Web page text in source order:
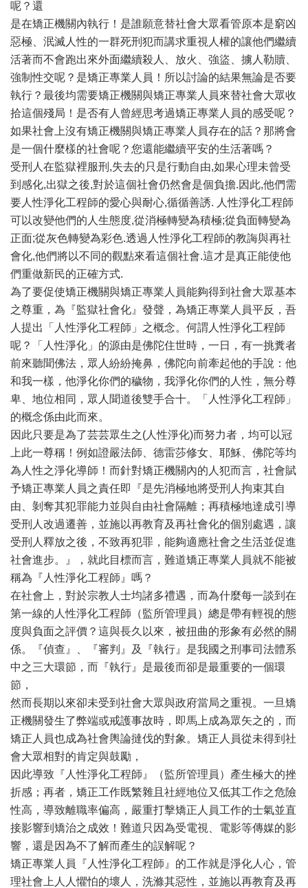
呢？還
是在矯正機關內執行！是誰願意替社會大眾看管原本是窮凶
惡極、泯滅人性的一群死刑犯而講求重視人權的讓他們繼續
活著而不會跑出來外面繼續殺人、放火、強盜、擄人勒贖、
強制性交呢？是矯正專業人員！所以討論的結果無論是否要
執行？最後均需要矯正機關與矯正專業人員來替社會大眾收
拾這個殘局！是否有人曾經思考過矯正專業人員的感受呢？
如果社會上沒有矯正機關與矯正專業人員存在的話？那將會
是一個什麼樣的社會呢？您還能繼續平安的生活著嗎？
受刑人在監獄裡服刑,失去的只是行動自由,如果心理未曾受
到感化,出獄之後,對於這個社會仍然會是個負擔.因此,他們需
要人性淨化工程師的愛心與耐心,循循善誘. 人性淨化工程師
可以改變他們的人生態度,從消極轉變為積極;從負面轉變為
正面;從灰色轉變為彩色.透過人性淨化工程師的教誨與再社
會化,他們將以不同的觀點來看這個社會.這才是真正能使他
們重做新民的正確方式.
為了要促使矯正機關與矯正專業人員能夠得到社會大眾基本
之尊重，為『監獄社會化』發聲，為矯正專業人員平反，吾
人提出「人性淨化工程師」之概念。何謂人性淨化工程師
呢？「人性淨化」的源由是佛陀住世時，一日，有一挑糞者
前來聽聞佛法，眾人紛紛掩鼻，佛陀向前牽起他的手說：他
和我一樣，他淨化你們的穢物，我淨化你們的人性，無分尊
卑、地位相同，眾人聞道後雙手合十。「人性淨化工程師」
的概念係由此而來。
因此只要是為了芸芸眾生之(人性淨化)而努力者，均可以冠
上此一尊稱！例如證嚴法師、德雷莎修女、耶穌、佛陀等均
為人性之淨化導師！而針對矯正機關內的人犯而言，社會賦
予矯正專業人員之責任即『是先消極地將受刑人拘束其自
由、剝奪其犯罪能力並與自由社會隔離；再積極地達成引導
受刑人改過遷善，並施以再教育及再社會化的個別處遇，讓
受刑人釋放之後，不致再犯罪，能夠適應社會之生活並促進
社會進步。』，就此目標而言，難道矯正專業人員就不能被
稱為『人性淨化工程師』嗎？
在社會上，對於宗教人士均諸多禮遇，而為什麼每一談到在
第一線的人性淨化工程師（監所管理員）總是帶有輕視的態
度與負面之評價？這與長久以來，被扭曲的形象有必然的關
係。『偵查』、『審判』及『執行』是我國之刑事司法體系
中之三大環節，而『執行』是最後而卻是最重要的一個環
節，
然而長期以來卻未受到社會大眾與政府當局之重視。一旦矯
正機關發生了弊端或戒護事故時，即馬上成為眾矢之的，而
矯正人員也成為社會輿論撻伐的對象。矯正人員從未得到社
會大眾相對的肯定與鼓勵，
因此導致『人性淨化工程師』（監所管理員）產生極大的挫
折感；再者，矯正工作既繁雜且社經地位又低其工作之危險
性高，導致離職率偏高，嚴重打擊矯正人員工作的士氣並直
接影響到矯治之成效！難道只因為受電視、電影等傳媒的影
響，還是因為不了解而產生的誤解呢？
矯正專業人員『人性淨化工程師』的工作就是淨化人心，管
理社會上人人懼怕的壞人，洗滌其惡性，並施以再教育及再